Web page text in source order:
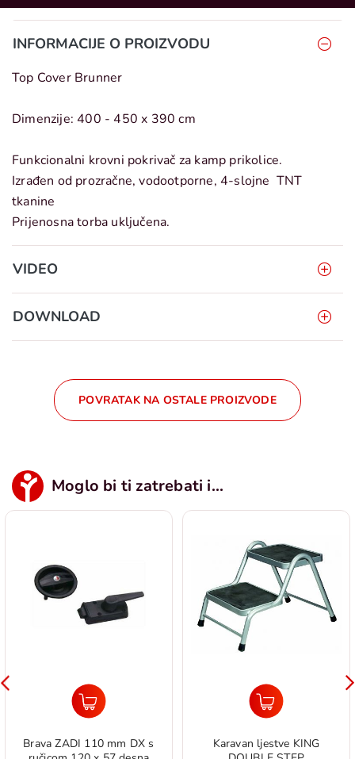
INFORMACIJE O PROIZVODU
Top Cover Brunner
Dimenzije: 400 - 450 x 390 cm
Funkcionalni krovni pokrivač za kamp prikolice.
Izrađen od prozračne, vodootporne, 4-slojne TNT
tkanine
Prijenosna torba uključena.
VIDEO
DOWNLOAD
POVRATAK NA OSTALE PROIZVODE
Moglo bi ti zatrebati i...
Brava ZADI 110 mm DX s
Karavan ljestve KING